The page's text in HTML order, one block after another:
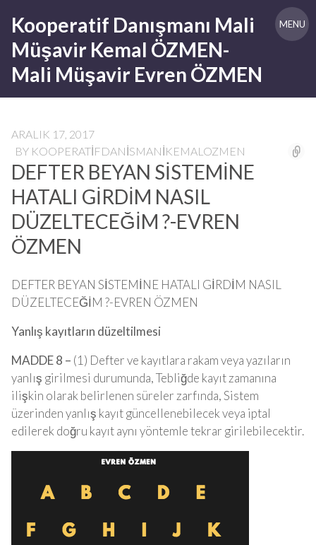
content
Kooperatif Danışmanı Mali
Müşavir Kemal ÖZMEN-
Mali Müşavir Evren ÖZMEN
MENU
ARALIK 17, 2017
BY KOOPERATIFDANISMANIKEMALOZMEN
DEFTER BEYAN SİSTEMİNE
HATALI GİRDİM NASIL
DÜZELTECEĞİM ?-EVREN
ÖZMEN
DEFTER BEYAN SİSTEMİNE HATALI GİRDİM NASIL
DÜZELTECEĞİM ?-EVREN ÖZMEN
Yanlış kayıtların düzeltilmesi
MADDE 8 – (1) Defter ve kayıtlara rakam veya yazıların
yanlış girilmesi durumunda, Tebliğde kayıt zamanına
ilişkin olarak belirlenen süreler zarfında, Sistem
üzerinden yanlış kayıt güncellenebilecek veya iptal
edilerek doğru kayıt aynı yöntemle tekrar girilebilecektir.